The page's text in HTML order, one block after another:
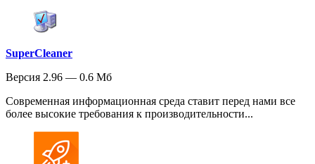
SuperCleaner
Версия 2.96 — 0.6 Мб
Современная информационная среда ставит перед нами все
более высокие требования к производительности...